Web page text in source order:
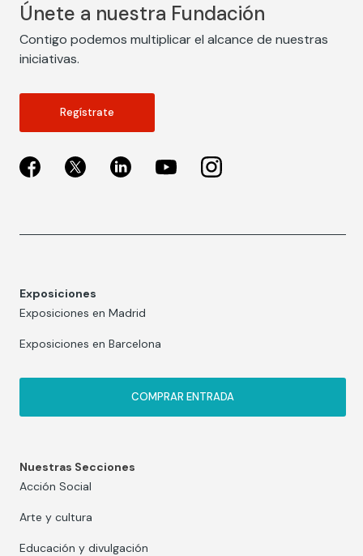
Únete a nuestra Fundación
Contigo podemos multiplicar el alcance de nuestras
iniciativas.
Regístrate
Exposiciones
Exposiciones en Madrid
Exposiciones en Barcelona
COMPRAR ENTRADA
Nuestras Secciones
Acción Social
Arte y cultura
Educación y divulgación